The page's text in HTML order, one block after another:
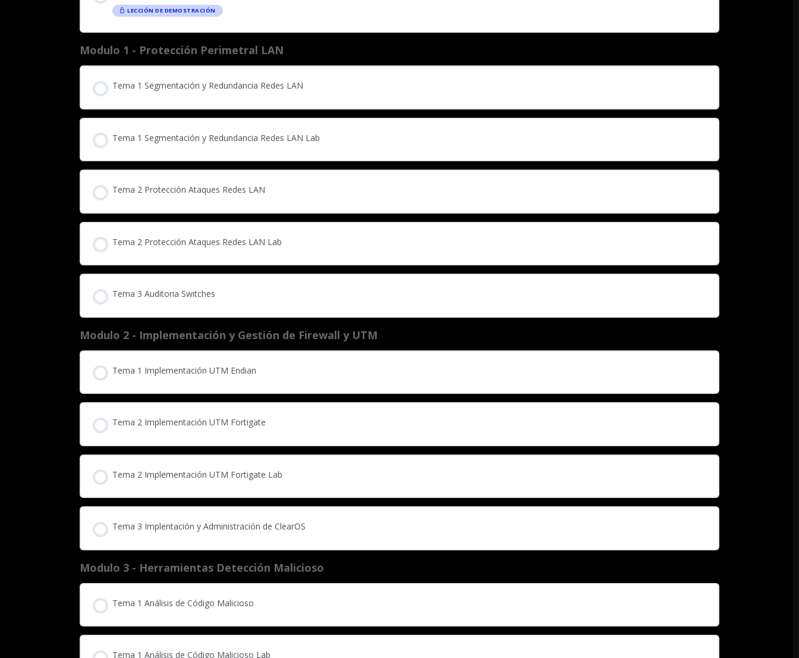
LECCIÓN DE DEMOSTRACIÓN
Modulo 1 - Protección Perimetral LAN
Tema 1 Segmentación y Redundancia Redes LAN
Tema 1 Segmentación y Redundancia Redes LAN Lab
Tema 2 Protección Ataques Redes LAN
Tema 2 Protección Ataques Redes LAN Lab
Tema 3 Auditoria Switches
Modulo 2 - Implementación y Gestión de Firewall y UTM
Tema 1 Implementación UTM Endian
Tema 2 Implementación UTM Fortigate
Tema 2 Implementación UTM Fortigate Lab
Tema 3 Implentación y Administración de ClearOS
Modulo 3 - Herramientas Detección Malicioso
Tema 1 Análisis de Código Malicioso
Tema 1 Análisis de Código Malicioso Lab